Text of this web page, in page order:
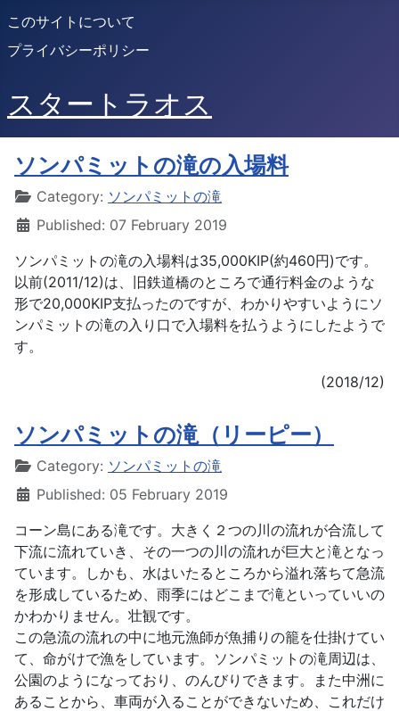
このサイトについて
プライバシーポリシー
スタートラオス
ソンパミットの滝の入場料
DetailsCategory: ソンパミットの滝
Published: 07 February 2019
ソンパミットの滝の入場料は35,000KIP(約460円)です。
以前(2011/12)は、旧鉄道橋のところで通行料金のような
形で20,000KIP支払ったのですが、わかりやすいようにソ
ンパミットの滝の入り口で入場料を払うようにしたようで
す。
(2018/12)
ソンパミットの滝（リーピー）
DetailsCategory: ソンパミットの滝
Published: 05 February 2019
コーン島にある滝です。大きく２つの川の流れが合流して
下流に流れていき、その一つの川の流れが巨大と滝となっ
ています。しかも、水はいたるところから溢れ落ちて急流
を形成しているため、雨季にはどこまで滝といっていいの
かわかりません。壮観です。
この急流の流れの中に地元漁師が魚捕りの籠を仕掛けてい
て、命がけで漁をしています。ソンパミットの滝周辺は、
公園のようになっており、のんびりできます。また中洲に
あることから、車両が入ることができないため、これだけ